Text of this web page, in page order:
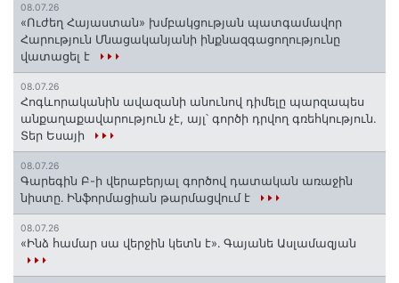
08.07.26
«Ուժեղ Հայաստան» խմբակցության պատգամավոր
Հարություն Մնացականյանի ինքնազգացողությունը
վատացել է
08.07.26
Հոգևորականին ավազանի անունով դիմելը պարզապես
անքաղաքավարություն չէ, այլ՝ գործի դրվող գռեհկություն.
Տեր Եսայի
08.07.26
Գարեգին Բ-ի վերաբերյալ գործով դատական առաջին
նիստը․ Ինֆորմացիան թարմացվում է
08.07.26
«Ինձ համար սա վերջին կետն է»․ Գայանե Ասլամազյան